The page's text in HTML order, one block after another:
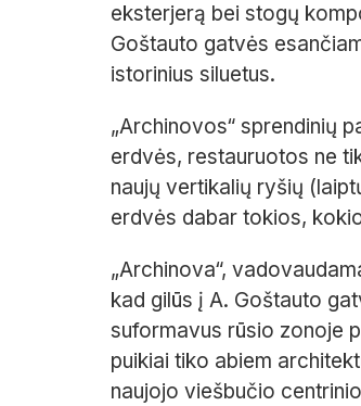
eksterjerą bei stogų
Goštauto gatvės
istorinius siluetus.
„Archinovos“ sprendinių
erdvės, restauruotos ne
naujų vertikalių ryšių
erdvės dabar tokios,
„Archinova“,
kad gilūs į A. Goštauto
suformavus rūsio zonoje
puikiai tiko abiem
naujojo viešbučio